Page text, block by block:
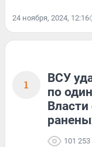
24 ноября, 2024, 12:16
1
ВСУ
по
101 253